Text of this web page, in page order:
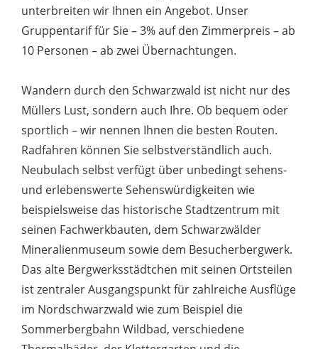
unterbreiten wir Ihnen ein Angebot. Unser
Gruppentarif für Sie – 3% auf den Zimmerpreis – ab
10 Personen – ab zwei Übernachtungen.
Wandern durch den Schwarzwald ist nicht nur des
Müllers Lust, sondern auch Ihre. Ob bequem oder
sportlich – wir nennen Ihnen die besten Routen.
Radfahren können Sie selbstverständlich auch.
Neubulach selbst verfügt über unbedingt sehens-
und erlebenswerte Sehenswürdigkeiten wie
beispielsweise das historische Stadtzentrum mit
seinen Fachwerkbauten, dem Schwarzwälder
Mineralienmuseum sowie dem Besucherbergwerk.
Das alte Bergwerksstädtchen mit seinen Ortsteilen
ist zentraler Ausgangspunkt für zahlreiche Ausflüge
im Nordschwarzwald wie zum Beispiel die
Sommerbergbahn Wildbad, verschiedene